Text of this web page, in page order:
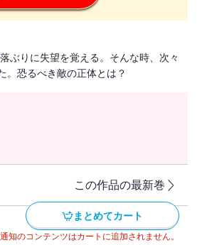
ぶりに失望を覚える。そんな時、次々
。恐るべき敵の正体とは？
この作品の最新巻
まとめてカート
知のコンテンツはカートに追加されません。